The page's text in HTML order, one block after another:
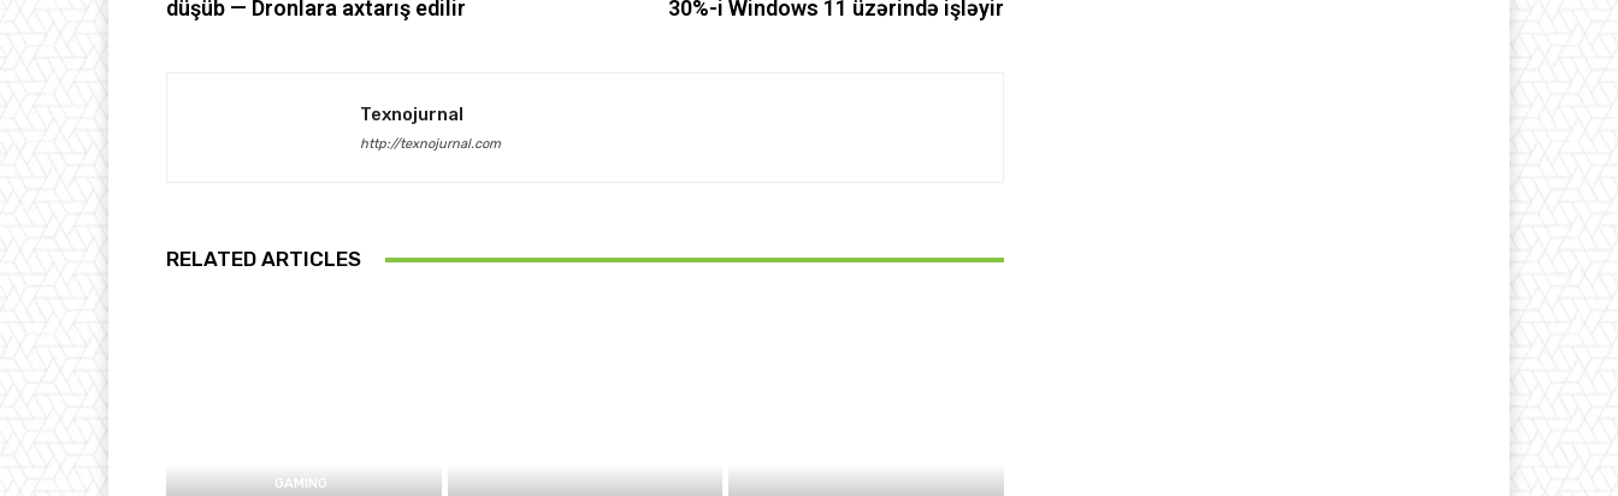
düşüb — Dronlara axtarış edilir
30%-i Windows 11 üzərində işləyir
Texnojurnal
http://texnojurnal.com
RELATED ARTICLES
GAMING